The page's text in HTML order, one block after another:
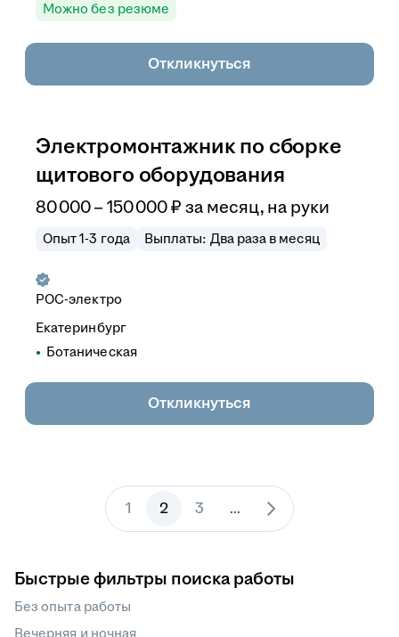
Можно без резюме
Откликнуться
Электромонтажник по сборке
щитового оборудования
80 000–150 000₽ за месяц, на руки
Опыт 1-3 года Выплаты: Два раза в месяц
РОС-электро
Екатеринбург
Ботаническая
Откликнуться
1 2 3 ...
Быстрые фильтры поиска работы
Без опыта работы
Вечерняя и ночная